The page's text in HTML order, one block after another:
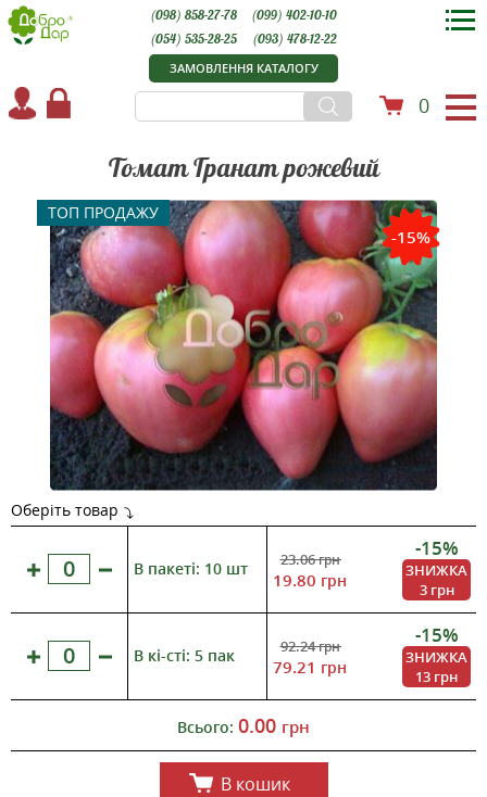
ЗАМОВЛЕННЯ КАТАЛОГУ
0
(098) 858-27-78
(099) 402-10-10
(054) 535-28-25
(093) 478-12-22
Томат Гранат рожевий
ТОП ПРОДАЖУ
-15%
Оберіть товар
В пакеті: 10 шт 23.06грн
19.80 грн
-15%
ЗНИЖКА
3 грн
В кі-сті: 5 пак 92.24грн
79.21 грн
-15%
ЗНИЖКА
13 грн
Всього: 0.00 грн
В кошик